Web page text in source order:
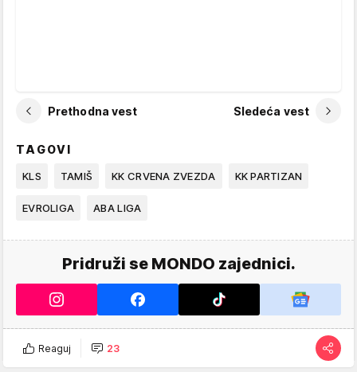
Prethodna vest Sledeća vest
TAGOVI
KLS TAMIŠ KK CRVENA ZVEZDA KK PARTIZAN
EVROLIGA ABA LIGA
Pridruži se MONDO zajednici.
Reaguj 23